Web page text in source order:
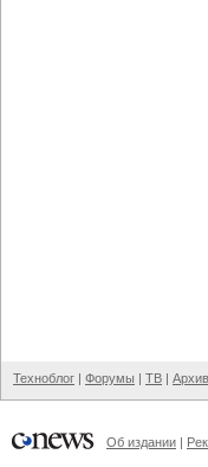
Техноблог | Форумы | ТВ | Архив
Об издании |